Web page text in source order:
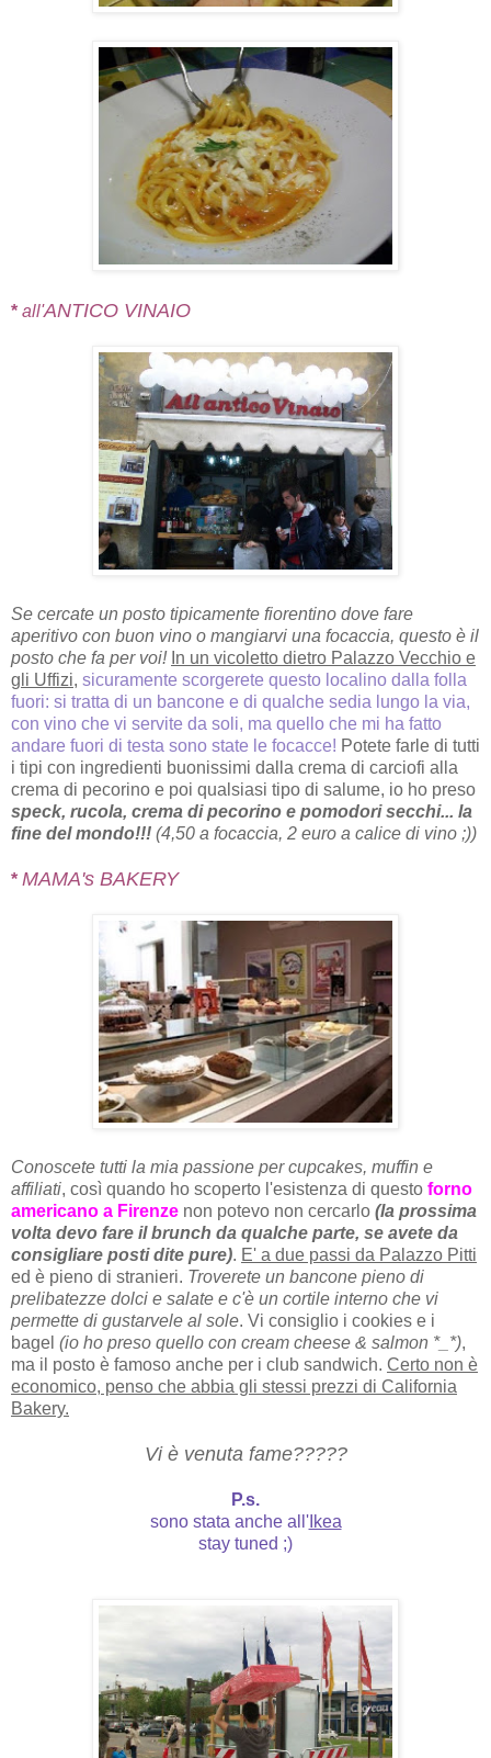
* all'ANTICO VINAIO
Se cercate un posto tipicamente fiorentino dove fare
aperitivo con buon vino o mangiarvi una focaccia, questo è il
posto che fa per voi! In un vicoletto dietro Palazzo Vecchio e
gli Uffizi, sicuramente scorgerete questo localino dalla folla
fuori: si tratta di un bancone e di qualche sedia lungo la via,
con vino che vi servite da soli, ma quello che mi ha fatto
andare fuori di testa sono state le focacce! Potete farle di tutti
i tipi con ingredienti buonissimi dalla crema di carciofi alla
crema di pecorino e poi qualsiasi tipo di salume, io ho preso
speck, rucola, crema di pecorino e pomodori secchi... la
fine del mondo!!! (4,50 a focaccia, 2 euro a calice di vino ;))
* MAMA's BAKERY
Conoscete tutti la mia passione per cupcakes, muffin e
affiliati, così quando ho scoperto l'esistenza di questo forno
americano a Firenze non potevo non cercarlo (la prossima
volta devo fare il brunch da qualche parte, se avete da
consigliare posti dite pure). E' a due passi da Palazzo Pitti
ed è pieno di stranieri. Troverete un bancone pieno di
prelibatezze dolci e salate e c'è un cortile interno che vi
permette di gustarvele al sole. Vi consiglio i cookies e i
bagel (io ho preso quello con cream cheese & salmon *_*),
ma il posto è famoso anche per i club sandwich. Certo non è
economico, penso che abbia gli stessi prezzi di California
Bakery.
Vi è venuta fame?????
P.s.
sono stata anche all'Ikea
stay tuned ;)